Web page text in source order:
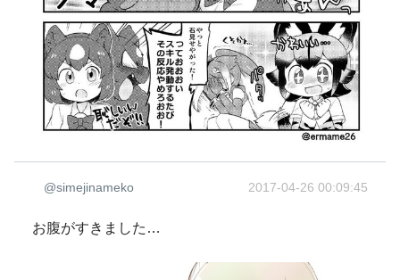
@simejinameko 2017-04-26 00:09:45
お腹がすきました…